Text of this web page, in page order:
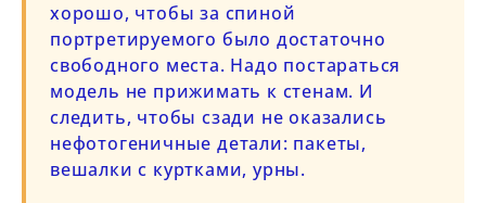
хорошо, чтобы за спиной
портретируемого было достаточно
свободного места. Надо постараться
модель не прижимать к стенам. И
следить, чтобы сзади не оказались
нефотогеничные детали: пакеты,
вешалки с куртками, урны.